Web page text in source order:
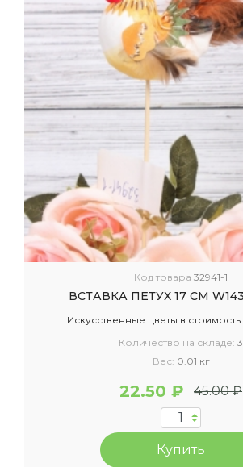
Код товара 32941-1
ВСТАВКА ПЕТУХ 17 СМ
Искусственные цветы в стоимость
Количество на складе: 3
Вес: 0.01 кг
22.50 ₽ 45.00 ₽
Купить